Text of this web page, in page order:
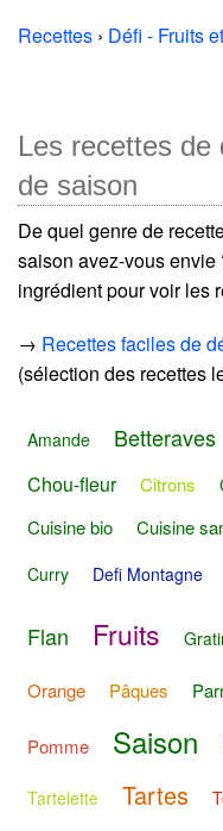
Recettes › Défi - Fruits
Les recettes de
de saison
De quel genre de
saison avez-vous
ingrédient pour voir les
→ Recettes faciles de
(sélection des recettes
Amande Betteraves
Chou-fleur Citrons
Cuisine bio Cuisine
Curry Defi Montagne
Flan Fruits
Orange Pâques
Pomme Saison
Tartelette Tartes